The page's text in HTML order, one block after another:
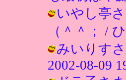
いやし亭
（＾＾； /
みいりす
2002-08-09